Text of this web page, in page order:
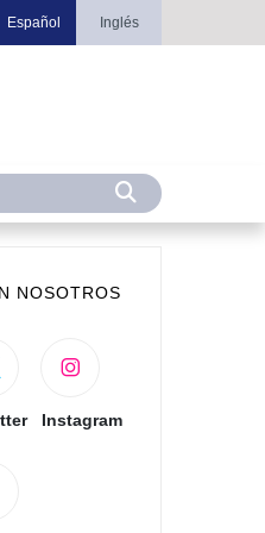
Español Inglés
NOSOTROS
Instagram